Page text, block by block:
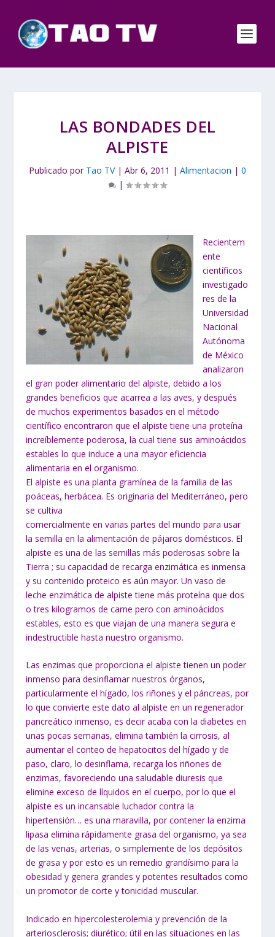
LAS BONDADES DEL
ALPISTE
Publicado por Tao TV| Abr 6, 2011 | Alimentacion | 0
|
Recientem
ente
científicos
investigado
res de la
Universidad
Nacional
Autónoma
de México
analizaron
el gran poder alimentario del alpiste, debido a los
grandes beneficios que acarrea a las aves, y después
de muchos experimentos basados en el método
científico encontraron que el alpiste tiene una proteína
increíblemente poderosa, la cual tiene sus aminoácidos
estables lo que induce a una mayor eficiencia
alimentaria en el organismo.
El alpiste es una planta gramínea de la familia de las
poáceas, herbácea. Es originaria del Mediterráneo, pero
se cultiva
comercialmente en varias partes del mundo para usar
la semilla en la alimentación de pájaros domésticos. El
alpiste es una de las semillas más poderosas sobre la
Tierra ; su capacidad de recarga enzimática es inmensa
y su contenido proteico es aún mayor. Un vaso de
leche enzimática de alpiste tiene más proteína que dos
o tres kilogramos de carne pero con aminoácidos
estables, esto es que viajan de una manera segura e
indestructible hasta nuestro organismo.
Las enzimas que proporciona el alpiste tienen un poder
inmenso para desinflamar nuestros órganos,
particularmente el hígado, los riñones y el páncreas, por
lo que convierte este dato al alpiste en un regenerador
pancreático inmenso, es decir acaba con la diabetes en
unas pocas semanas, elimina también la cirrosis, al
aumentar el conteo de hepatocitos del hígado y de
paso, claro, lo desinflama, recarga los riñones de
enzimas, favoreciendo una saludable diuresis que
elimine exceso de líquidos en el cuerpo, por lo que el
alpiste es un incansable luchador contra la
hipertensión… es una maravilla, por contener la enzima
lipasa elimina rápidamente grasa del organismo, ya sea
de las venas, arterias, o simplemente de los depósitos
de grasa y por esto es un remedio grandísimo para la
obesidad y genera grandes y potentes resultados como
un promotor de corte y tonicidad muscular.
Indicado en hipercolesterolemia y prevención de la
arteriosclerosis; diurético; útil en las situaciones en las